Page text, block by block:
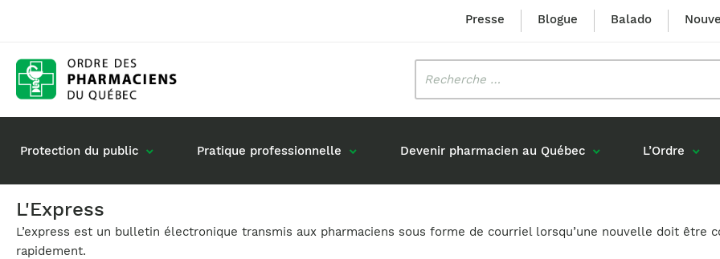
Presse Blogue Balado
Protection du public
Rôle du pharmacien
Pratique professionnelle
Gestion de mon dossier
Formation
Devenir pharmacien au Québec L’Ordre
Mission et valeurs
Prix Louis-Hébert
L'Express
L’express est un bulletin électronique transmis aux pharmaciens sous forme de courriel lorsqu’une nouvelle doit être
rapidement.